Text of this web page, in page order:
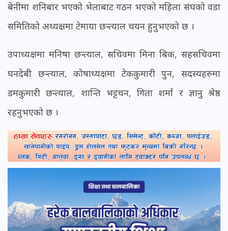
बेनीमा शनिबार भएको भेलाबाट गठन भएको महिला संघको वडा
समितिको अध्यक्षमा टेमाया छन्त्याल चयन हुनुभएको छ ।
उपाध्यक्षमा मनिषा छन्त्याल, सचिवमा मिना बिक, सहसचिवमा
घनदेबी छन्त्याल, कोषाध्यक्षमा टेककुमारी पुन, सदस्यहरुमा
डमकुमारी छन्त्याल, शान्ति भट्टचन, गिता शर्मा र ज्ञानु श्रेष्ठ
रहनुभएको छ ।